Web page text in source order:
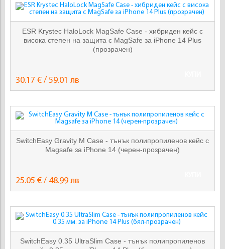
ESR Krystec HaloLock MagSafe Case - хибриден кейс с
висока степен на защита с MagSafe за iPhone 14 Plus
(прозрачен)
30.17 € / 59.01 лв
SwitchEasy Gravity M Case - тънък полипропиленов кейс с
Magsafe за iPhone 14 (черен-прозрачен)
25.05 € / 48.99 лв
SwitchEasy 0.35 UltraSlim Case - тънък полипропиленов